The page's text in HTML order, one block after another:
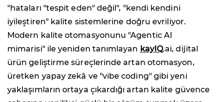
"hataları "tespit eden" değil", "kendi kendini
iyileştiren" kalite sistemlerine doğru evriliyor.
Modern kalite otomasyonunu "Agentic AI
mimarisi" ile yeniden tanımlayan kayIQ.ai, dijital
ürün geliştirme süreçlerinde artan otomasyon,
üretken yapay zekâ ve "vibe coding" gibi yeni
yaklaşımların ortaya çıkardığı artan kalite güvence